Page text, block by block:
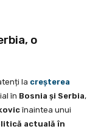
o
la creșterea
în Bosnia și Serbia,
înaintea unui
actuală în